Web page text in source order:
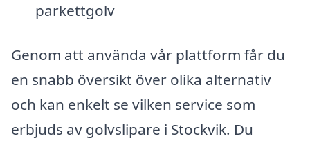
parkettgolv
Genom att använda vår plattform får du
en snabb översikt över olika alternativ
och kan enkelt se vilken service som
erbjuds av golvslipare i Stockvik. Du